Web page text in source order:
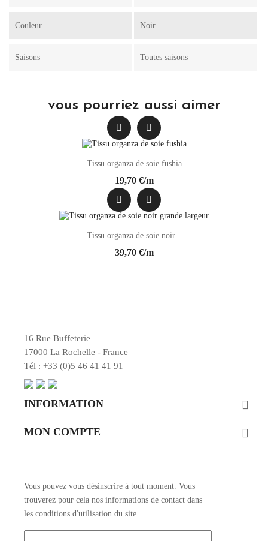
Couleur Noir
Saisons Toutes saisons
vous pourriez aussi aimer
Tissu organza de soie fushia
19,70 €/m
Tissu organza de soie noir...
39,70 €/m
16 Rue Buffeterie
17000 La Rochelle - France
Tél : +33 (0)5 46 41 41 91
INFORMATION 
MON COMPTE 
Vous pouvez vous désinscrire à tout moment. Vous
trouverez pour cela nos informations de contact dans
les conditions d'utilisation du site.